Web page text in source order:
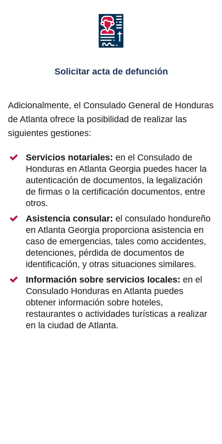
Solicitar acta de defunción
Adicionalmente, el Consulado General de Honduras
de Atlanta ofrece la posibilidad de realizar las
siguientes gestiones:
Servicios notariales: en el Consulado de
Honduras en Atlanta Georgia puedes hacer la
autenticación de documentos, la legalización
de firmas o la certificación documentos, entre
otros.
Asistencia consular: el consulado hondureño
en Atlanta Georgia proporciona asistencia en
caso de emergencias, tales como accidentes,
detenciones, pérdida de documentos de
identificación, y otras situaciones similares.
Información sobre servicios locales: en el
Consulado Honduras en Atlanta puedes
obtener información sobre hoteles,
restaurantes o actividades turísticas a realizar
en la ciudad de Atlanta.